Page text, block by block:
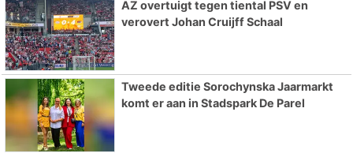
AZ overtuigt tegen tiental PSV en
verovert Johan Cruijff Schaal
Tweede editie Sorochynska Jaarmarkt
komt er aan in Stadspark De Parel